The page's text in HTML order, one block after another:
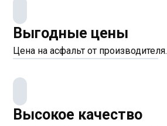
Выгодные цены
Цена на асфальт от производителя.
Высокое качество